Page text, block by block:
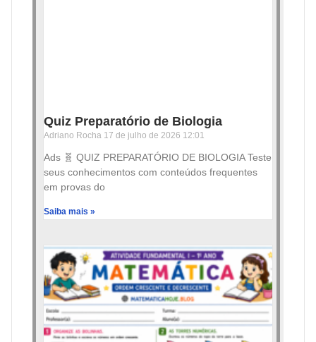
Quiz Preparatório de Biologia
Adriano Rocha 17 de julho de 2026 12:01
Ads 🧬 QUIZ PREPARATÓRIO DE BIOLOGIA Teste
seus conhecimentos com conteúdos frequentes
em provas do
Saiba mais »